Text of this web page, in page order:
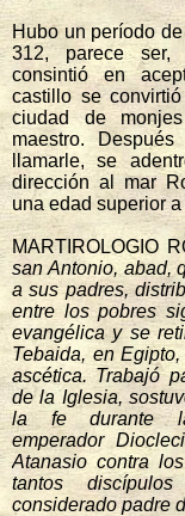
Hubo un período
312, parece
consintió en
castillo se
ciudad de
maestro.
llamarle, se
dirección al mar
una edad superior
MARTIROLOGIO
san Antonio, abad,
a sus padres,
entre los pobres
evangélica y se
Tebaida, en
ascética. Trabajó
de la Iglesia,
la fe durante
emperador
Atanasio contra
tantos
considerado padre